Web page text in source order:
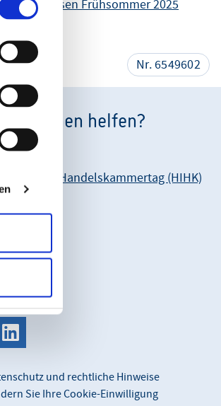
Hessen Frühsommer 2025
Nr. 6549602
wir Ihnen helfen?
und Handelskammertag (HIHK)
8
0
und rechtliche Hinweise
Sie Ihre Cookie-Einwilligung